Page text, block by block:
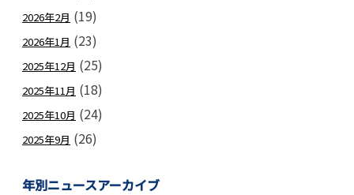
2026年2月 (19)
2026年1月 (23)
2025年12月 (25)
2025年11月 (18)
2025年10月 (24)
2025年9月 (26)
年別ニュースアーカイブ